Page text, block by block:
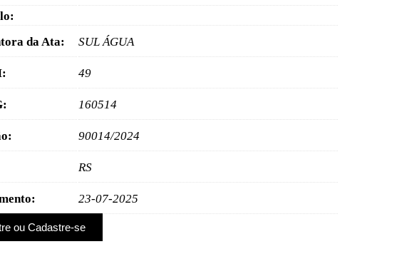
da Ata:
SUL ÁGUA
49
160514
90014/2024
RS
23-07-2025
ou Cadastre-se